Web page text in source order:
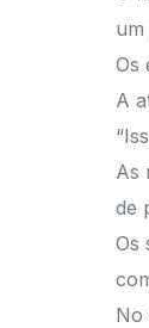
Os
A
As
de
Os
No